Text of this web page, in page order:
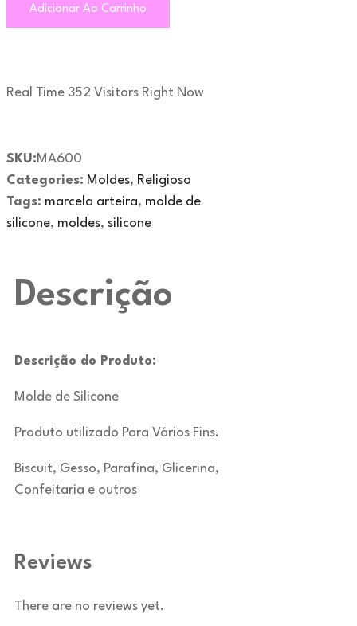
Adicionar Ao Carrinho
Real Time 352 Visitors Right Now
SKU:MA600
Categories: Moldes, Religioso
Tags: marcela arteira, molde de
silicone, moldes, silicone
Descrição
Descrição do Produto:
Molde de Silicone
Produto utilizado Para Vários Fins.
Biscuit, Gesso, Parafina, Glicerina,
Confeitaria e outros
Reviews
There are no reviews yet.